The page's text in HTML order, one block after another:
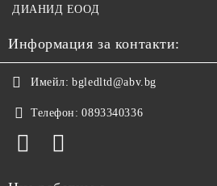
ДИАНИД ЕООД
Информация за контакти:
Имейл: bgledltd@abv.bg
Телефон: 0893340336